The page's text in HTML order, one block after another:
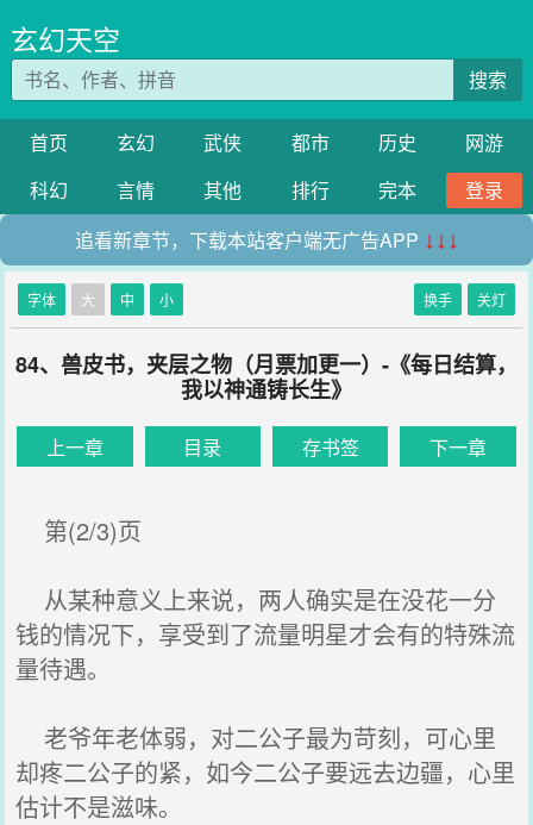
玄幻天空
搜索
首页 玄幻 武侠 都市 历史
网游
科幻
言情 其他 排行 完本
登录
追看新章节，下载本站客户端无广告APP ↓↓↓
字体 大 中 小 换手 关灯
84、兽皮书，夹层之物（月票加更一）-《每日结算，
我以神通铸长生》
上一章 目录 存书签 下一章
第(2/3)页
从某种意义上来说，两人确实是在没花一分
钱的情况下，享受到了流量明星才会有的特殊流
量待遇。
老爷年老体弱，对二公子最为苛刻，可心里
却疼二公子的紧，如今二公子要远去边疆，心里
估计不是滋味。